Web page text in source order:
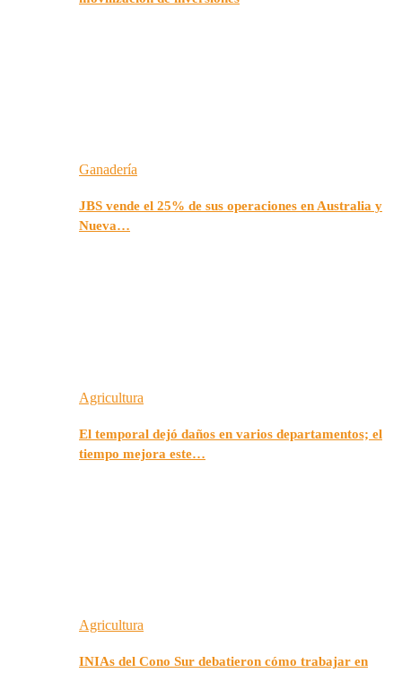
Ganadería
JBS vende el 25% de sus operaciones en Australia y
Nueva…
Agricultura
El temporal dejó daños en varios departamentos; el
tiempo mejora este…
Agricultura
INIAs del Cono Sur debatieron cómo trabajar en